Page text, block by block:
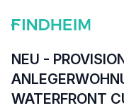
NEU -
WATERFRONT